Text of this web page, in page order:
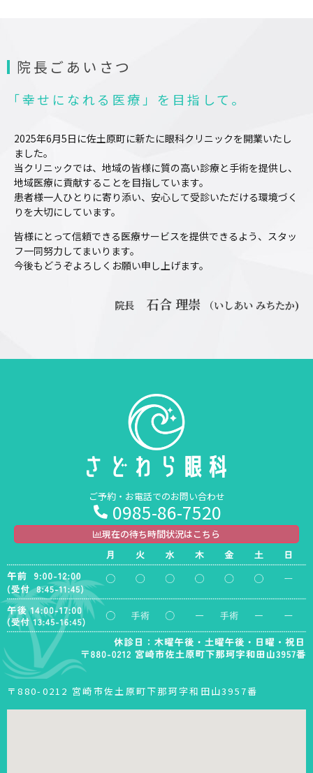
院長ごあいさつ
「幸せになれる医療」を目指して。
2025年6月5日に佐土原町に新たに眼科クリニックを開業いたし
ました。
当クリニックでは、地域の皆様に質の高い診療と手術を提供し、
地域医療に貢献することを目指しています。
患者様一人ひとりに寄り添い、安心して受診いただける環境づく
りを大切にしています。
皆様にとって信頼できる医療サービスを提供できるよう、スタッ
フ一同努力してまいります。
今後もどうぞよろしくお願い申し上げます。
院長 石合 理崇 （いしあい みちたか)
ご予約・お電話でのお問い合わせ
0985-86-7520
現在の待ち時間状況はこちら
〒880-0212 宮崎市佐土原町下那珂字和田山3957番